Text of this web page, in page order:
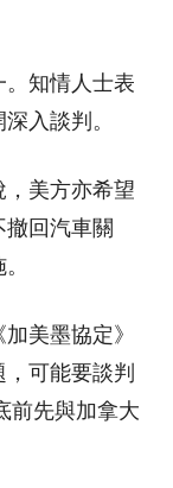
知情人士表
入談判。
，美方亦希望
回汽車關
美墨協定》
可能要談判
前先與加拿大